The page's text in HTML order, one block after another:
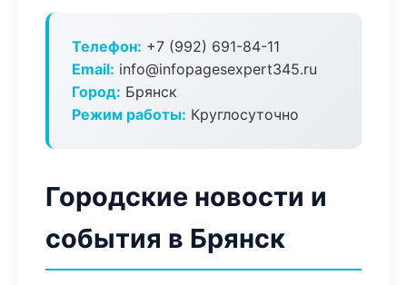
Телефон: +7 (992) 691-84-11
Email: info@infopagesexpert345.ru
Город: Брянск
Режим работы: Круглосуточно
Городские новости и
события в Брянск